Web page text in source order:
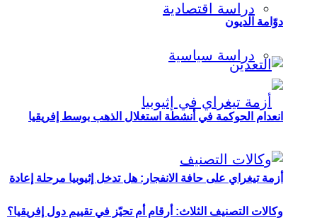
دراسة اقتصادية
دراسة سياسية
أزمة تيغراي على حافة الانفجار: هل تدخل إثيوبيا مرحلة إعادة
دوّامة الديون
انعدام الحوكمة في أنشطة استغلال الذهب بوسط إفريقيا
وكالات التصنيف الثلاث: أرقام أم تحيّز في تقييم دول إفريقيا؟